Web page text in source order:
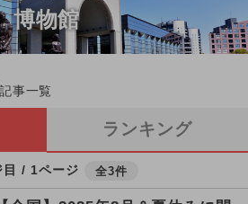
博物館
記事一覧
ランキング
目 / 1ページ 全3件